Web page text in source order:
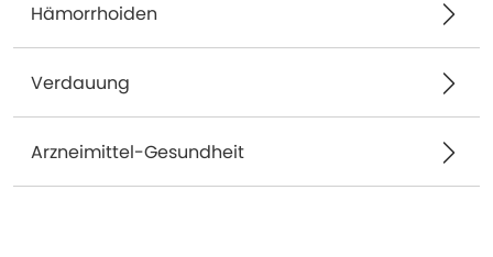
Hämorrhoiden
Verdauung
Arzneimittel-Gesundheit